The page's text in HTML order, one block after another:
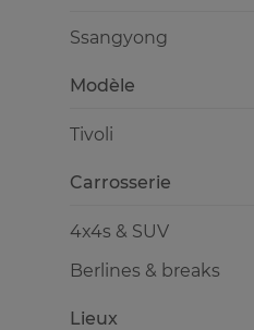
Lieux
Ssangyong
Modèle
Tivoli
Carrosserie
4x4s & SUV
Berlines & breaks